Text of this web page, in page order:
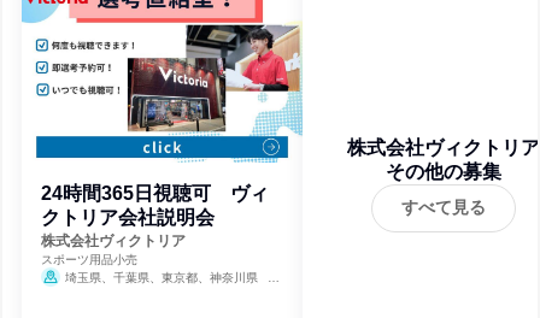
24時間365日視聴可 ヴィ
クトリア会社説明会
株式会社ヴィクトリア
スポーツ用品小売
埼玉県、千葉県、東京都、神奈川県
株式会社ヴィクトリア
その他の募集
すべて見る